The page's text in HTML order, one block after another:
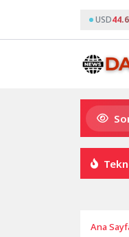
USD
Gupi ve
Ana